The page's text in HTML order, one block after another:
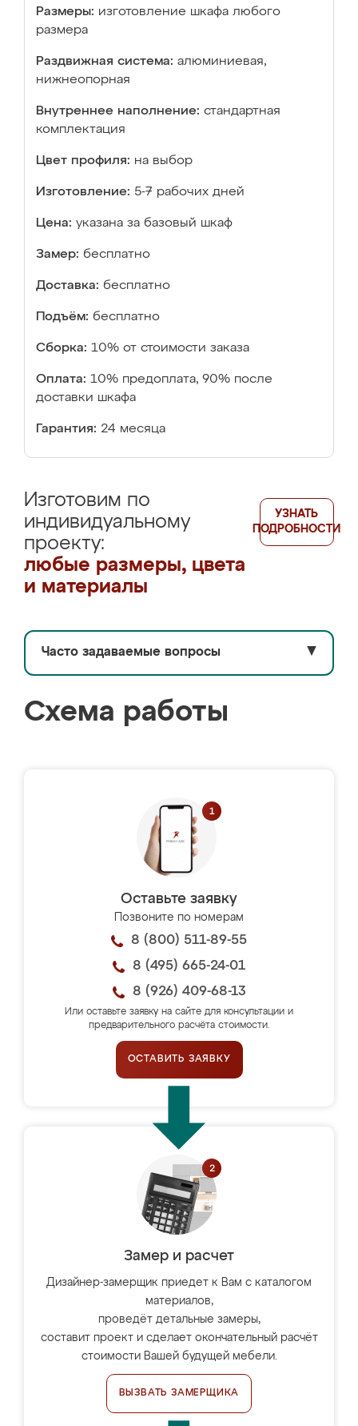
Размеры: изготовление шкафа любого
размера
Раздвижная система: алюминиевая,
нижнеопорная
Внутреннее наполнение: стандартная
комплектация
Цвет профиля: на выбор
Изготовление: 5-7 рабочих дней
Цена: указана за базовый шкаф
Замер: бесплатно
Доставка: бесплатно
Подъём: бесплатно
Сборка: 10% от стоимости заказа
Оплата: 10% предоплата, 90% после
доставки шкафа
Гарантия: 24 месяца
Изготовим по
индивидуальному
проекту:
любые размеры, цвета
и материалы
УЗНАТЬ
ПОДРОБНОСТИ
Часто задаваемые вопросы ▼
Схема работы
Оставьте заявку
Позвоните по номерам
8 (800) 511-89-55
8 (495) 665-24-01
8 (926) 409-68-13
Или оставьте заявку на сайте для консультации и
предварительного расчёта стоимости.
ОСТАВИТЬ ЗАЯВКУ
Замер и расчет
Дизайнер-замерщик приедет к Вам с каталогом
материалов,
проведёт детальные замеры,
составит проект и сделает окончательный расчёт
стоимости Вашей будущей мебели.
ВЫЗВАТЬ ЗАМЕРЩИКА